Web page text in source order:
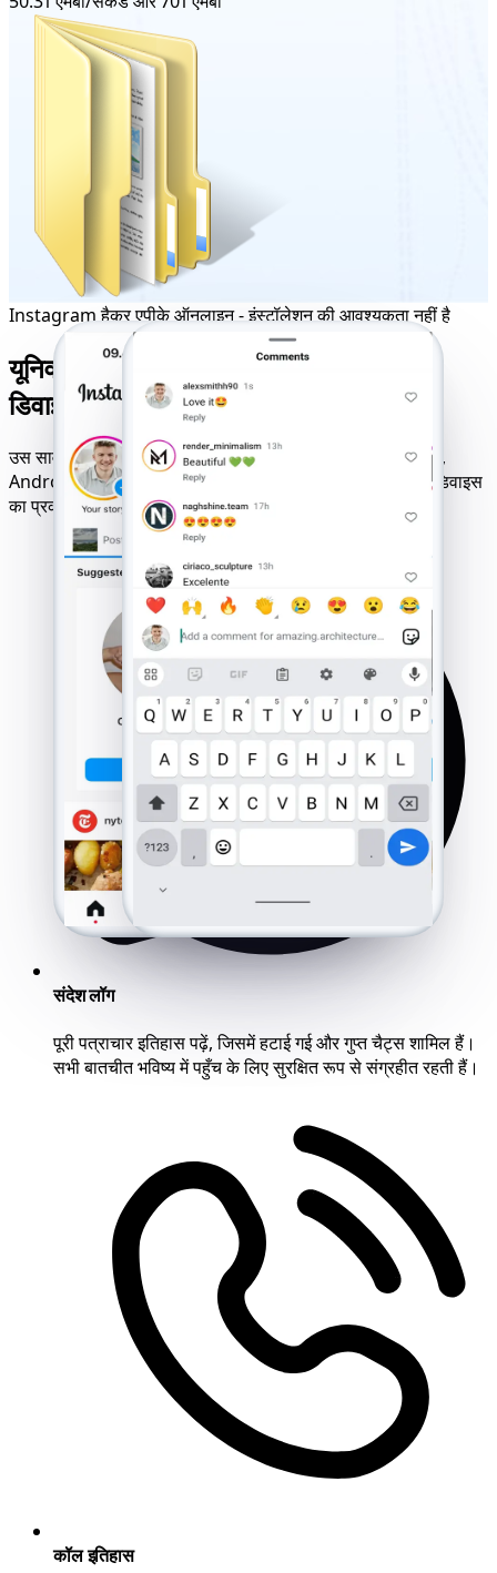
Instagram हैकर एपीके ऑनलाइन - इंस्टॉलेशन की आवश्यकता नहीं है
यूनिवर्सल Instagram हैकिंग टूल जो सभी
डिवाइसों पर सहजता से काम करता है
उस सार्वभौमिक Instagram हैकिंग टूल तक पहुँच प्राप्त करें जो iOS,
Android, Windows और अन्य पर सुचारू रूप से चलता है। चाहे डिवाइस
का प्रकार या OS संस्करण कोई भी हो।
संदेश लॉग
पूरी पत्राचार इतिहास पढ़ें, जिसमें हटाई गई और गुप्त चैट्स शामिल हैं।
सभी बातचीत भविष्य में पहुँच के लिए सुरक्षित रूप से संग्रहीत रहती हैं।
कॉल इतिहास